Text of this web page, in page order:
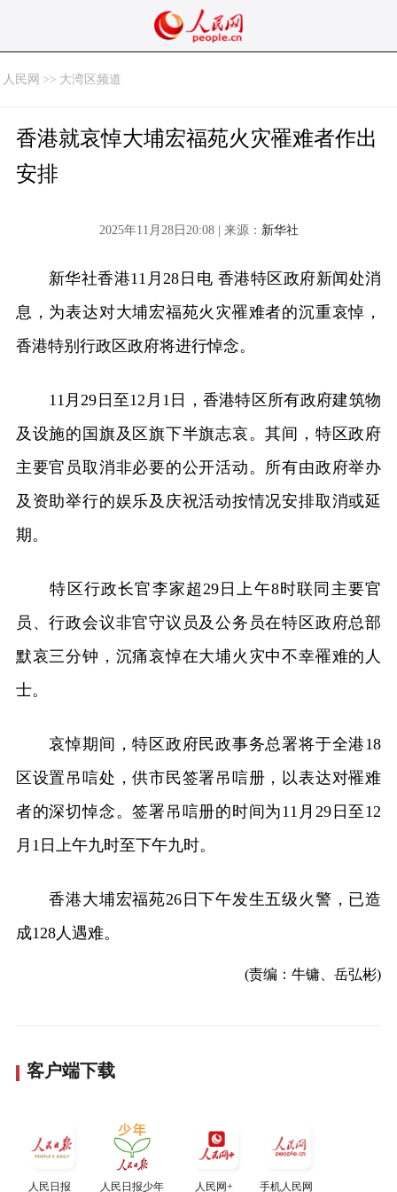
人民网 >> 大湾区频道
香港就哀悼大埔宏福苑火灾罹难者作出
安排
2025年11月28日20:08 | 来源： 新华社
新华社香港11月28日电 香港特区政府新闻处消
息，为表达对大埔宏福苑火灾罹难者的沉重哀悼，
香港特别行政区政府将进行悼念。
11月29日至12月1日，香港特区所有政府建筑物
及设施的国旗及区旗下半旗志哀。其间，特区政府
主要官员取消非必要的公开活动。所有由政府举办
及资助举行的娱乐及庆祝活动按情况安排取消或延
期。
特区行政长官李家超29日上午8时联同主要官
员、行政会议非官守议员及公务员在特区政府总部
默哀三分钟，沉痛哀悼在大埔火灾中不幸罹难的人
士。
哀悼期间，特区政府民政事务总署将于全港18
区设置吊唁处，供市民签署吊唁册，以表达对罹难
者的深切悼念。签署吊唁册的时间为11月29日至12
月1日上午九时至下午九时。
香港大埔宏福苑26日下午发生五级火警，已造
成128人遇难。
(责编：牛镛、岳弘彬)
客户端下载
人民日报 人民日报少年 人民网+ 手机人民网